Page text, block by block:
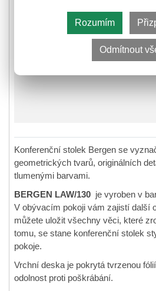
Je nám líto, prodej tohoto
Konferenční stolek Bergen se
geometrických tvarů, originálních
tlumenými barvami.
BERGEN LAW/130 je vyroben v
V obývacím pokoji vám zajistí další
můžete uložit všechny věci, které
tomu, se stane konferenční stolek
pokoje.
Vrchní deska je pokrytá tvrzenou
odolnost proti poškrábání.
Rozumím
Odmítnout